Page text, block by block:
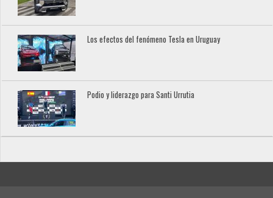
Los efectos del fenómeno Tesla en Uruguay
Podio y liderazgo para Santi Urrutia